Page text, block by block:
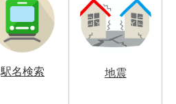
駅名検索 地震